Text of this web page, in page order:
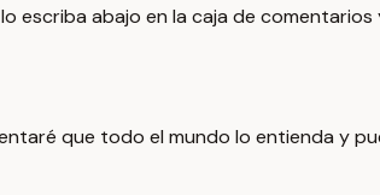
abajo en la caja de
que todo el mundo lo entienda y